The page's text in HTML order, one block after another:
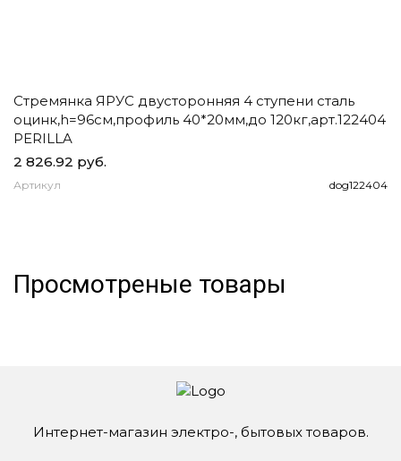
Стремянка ЯРУС двусторонняя 4 ступени сталь
оцинк,h=96см,профиль 40*20мм,до 120кг,арт.122404
PERILLA
2 826.92 руб.
Артикул dog122404
Просмотреные товары
Интернет-магазин электро-, бытовых товаров.